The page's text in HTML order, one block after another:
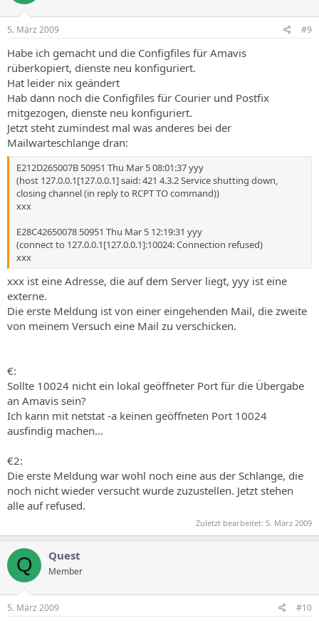
5. März 2009 #9
Habe ich gemacht und die Configfiles für Amavis
rüberkopiert, dienste neu konfiguriert.
Hat leider nix geändert
Hab dann noch die Configfiles für Courier und Postfix
mitgezogen, dienste neu konfiguriert.
Jetzt steht zumindest mal was anderes bei der
Mailwarteschlange dran:
E212D265007B 50951 Thu Mar 5 08:01:37 yyy
(host 127.0.0.1[127.0.0.1] said: 421 4.3.2 Service shutting down,
closing channel (in reply to RCPT TO command))
xxx
E28C42650078 50951 Thu Mar 5 12:19:31 yyy
(connect to 127.0.0.1[127.0.0.1]:10024: Connection refused)
xxx
xxx ist eine Adresse, die auf dem Server liegt, yyy ist eine
externe.
Die erste Meldung ist von einer eingehenden Mail, die zweite
von meinem Versuch eine Mail zu verschicken.
€:
Sollte 10024 nicht ein lokal geöffneter Port für die Übergabe
an Amavis sein?
Ich kann mit netstat -a keinen geöffneten Port 10024
ausfindig machen...
€2:
Die erste Meldung war wohl noch eine aus der Schlange, die
noch nicht wieder versucht wurde zuzustellen. Jetzt stehen
alle auf refused.
Zuletzt bearbeitet: 5. März 2009
Q Quest
Member
5. März 2009 #10